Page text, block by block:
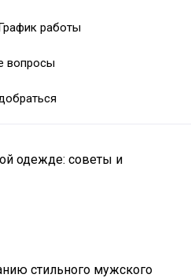
работы
вопросы
одежде: советы и
стильного мужского